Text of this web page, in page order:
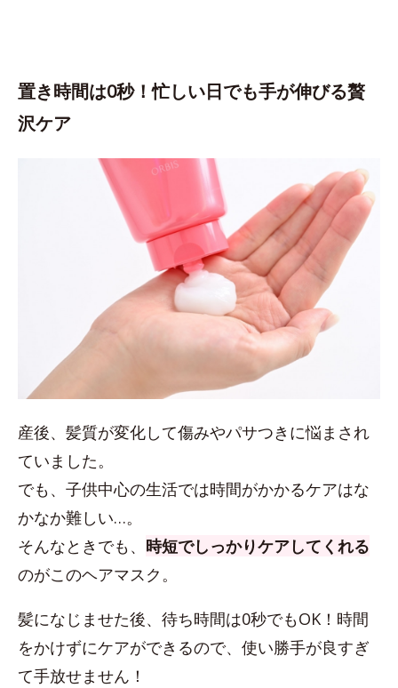
置き時間は0秒！忙しい日でも手が伸びる贅
沢ケア
産後、髪質が変化して傷みやパサつきに悩まされ
ていました。
でも、子供中心の生活では時間がかかるケアはな
かなか難しい…。
そんなときでも、 時短でしっかりケアしてくれる
のがこのヘアマスク。
髪になじませた後、待ち時間は0秒でもOK！時間
をかけずにケアができるので、使い勝手が良すぎ
て手放せません！